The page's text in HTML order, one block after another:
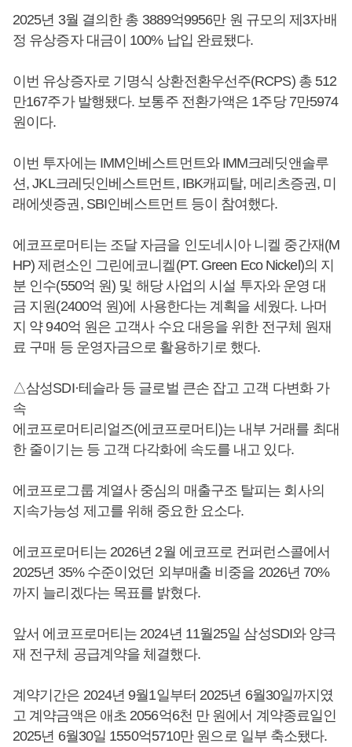
2025년 3월 결의한 총 3889억9956만 원 규모의 제3자배
정 유상증자 대금이 100% 납입 완료됐다.
이번 유상증자로 기명식 상환전환우선주(RCPS) 총 512
만167주가 발행됐다. 보통주 전환가액은 1주당 7만5974
원이다.
이번 투자에는 IMM인베스트먼트와 IMM크레딧앤솔루
션, JKL크레딧인베스트먼트, IBK캐피탈, 메리츠증권, 미
래에셋증권, SBI인베스트먼트 등이 참여했다.
에코프로머티는 조달 자금을 인도네시아 니켈 중간재(M
HP) 제련소인 그린에코니켈(PT. Green Eco Nickel)의 지
분 인수(550억 원) 및 해당 사업의 시설 투자와 운영 대
금 지원(2400억 원)에 사용한다는 계획을 세웠다. 나머
지 약 940억 원은 고객사 수요 대응을 위한 전구체 원재
료 구매 등 운영자금으로 활용하기로 했다.
△삼성SDI·테슬라 등 글로벌 큰손 잡고 고객 다변화 가
속
에코프로머티리얼즈(에코프로머티)는 내부 거래를 최대
한 줄이기는 등 고객 다각화에 속도를 내고 있다.
에코프로그룹 계열사 중심의 매출구조 탈피는 회사의
지속가능성 제고를 위해 중요한 요소다.
에코프로머티는 2026년 2월 에코프로 컨퍼런스콜에서
2025년 35% 수준이었던 외부매출 비중을 2026년 70%
까지 늘리겠다는 목표를 밝혔다.
앞서 에코프로머티는 2024년 11월25일 삼성SDI와 양극
재 전구체 공급계약을 체결했다.
계약기간은 2024년 9월1일부터 2025년 6월30일까지였
고 계약금액은 애초 2056억6천 만 원에서 계약종료일인
2025년 6월30일 1550억5710만 원으로 일부 축소됐다.